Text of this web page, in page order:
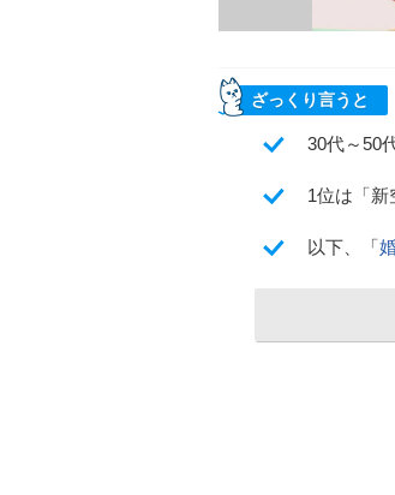
ざっくり言うと
30代～50
1位は「
以下、「